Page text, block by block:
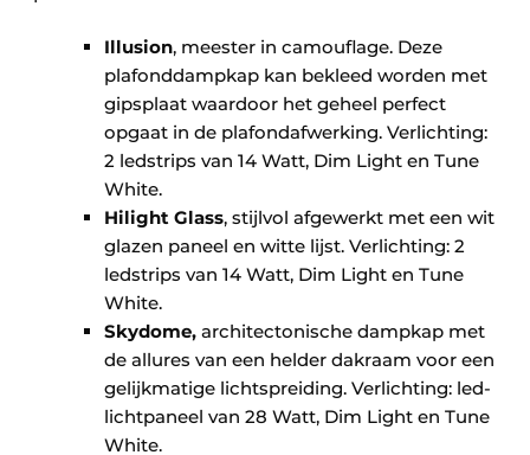
Illusion, meester in camouflage. Deze
plafonddampkap kan bekleed worden met
gipsplaat waardoor het geheel perfect
opgaat in de plafondafwerking. Verlichting:
2 ledstrips van 14 Watt, Dim Light en Tune
White.
Hilight Glass, stijlvol afgewerkt met een wit
glazen paneel en witte lijst. Verlichting: 2
ledstrips van 14 Watt, Dim Light en Tune
White.
Skydome, architectonische dampkap met
de allures van een helder dakraam voor een
gelijkmatige lichtspreiding. Verlichting: led-
lichtpaneel van 28 Watt, Dim Light en Tune
White.